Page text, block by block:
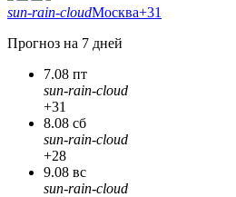
sun-rain-cloudМосква+31
Прогноз на 7 дней
7.08 пт
sun-rain-cloud
+31
8.08 сб
sun-rain-cloud
+28
9.08 вс
sun-rain-cloud